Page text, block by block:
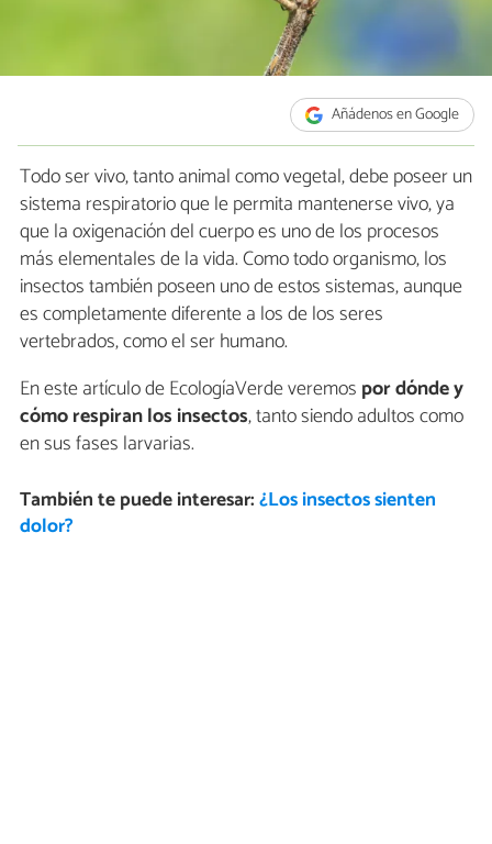
Añádenos en Google
Todo ser vivo, tanto animal como vegetal, debe poseer un
sistema respiratorio que le permita mantenerse vivo, ya
que la oxigenación del cuerpo es uno de los procesos
más elementales de la vida. Como todo organismo, los
insectos también poseen uno de estos sistemas, aunque
es completamente diferente a los de los seres
vertebrados, como el ser humano.
En este artículo de EcologíaVerde veremos por dónde y
cómo respiran los insectos, tanto siendo adultos como
en sus fases larvarias.
También te puede interesar:¿Los insectos sienten
dolor?